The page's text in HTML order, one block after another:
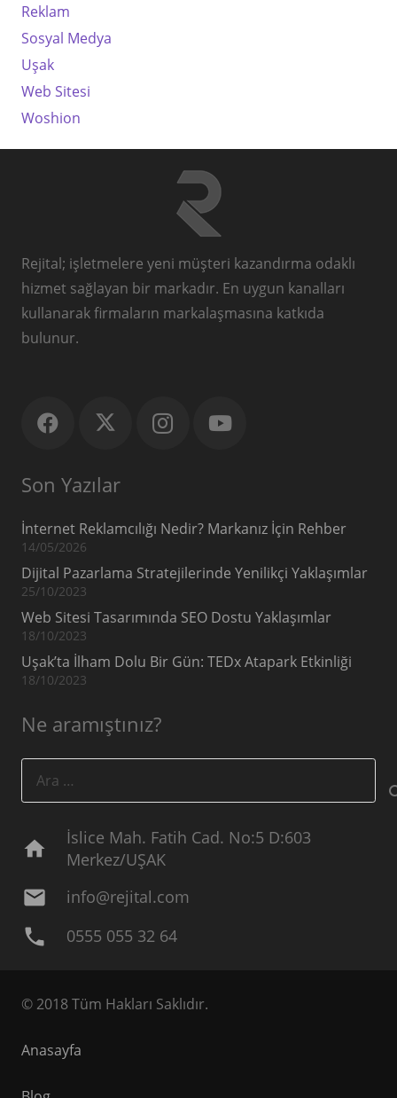
Reklam
Sosyal Medya
Uşak
Web Sitesi
Woshion
Rejital; işletmelere yeni müşteri kazandırma odaklı
hizmet sağlayan bir markadır. En uygun kanalları
kullanarak firmaların markalaşmasına katkıda
bulunur.
Son Yazılar
İnternet Reklamcılığı Nedir? Markanız İçin Rehber
14/05/2026
Dijital Pazarlama Stratejilerinde Yenilikçi Yaklaşımlar
25/10/2023
Web Sitesi Tasarımında SEO Dostu Yaklaşımlar
18/10/2023
Uşak’ta İlham Dolu Bir Gün: TEDx Atapark Etkinliği
18/10/2023
Ne aramıştınız?
home
İslice Mah. Fatih Cad. No:5 D:603
Merkez/UŞAK
mail info@rejital.com
phone 0555 055 32 64
© 2018 Tüm Hakları Saklıdır.
Anasayfa